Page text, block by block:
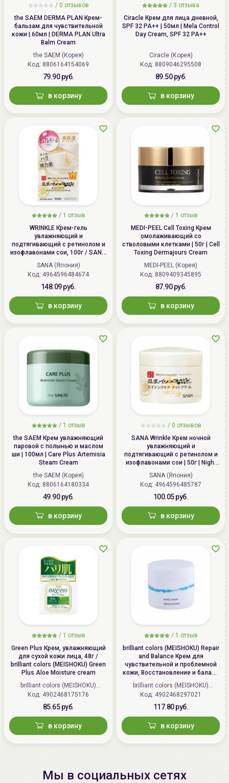
/ 0 отзывов
the SAEM DERMA PLAN Крем-
бальзам для чувствительной
кожи | 60мл | DERMA PLAN Ultra
Balm Cream
the SAEM (Корея)
Код: 8806164154069
79.90 руб.
в корзину
/ 3 отзыва
Ciracle Крем для лица дневной,
SPF 32 PA++ | 50мл | Mela Control
Day Cream, SPF 32 PA++
Ciracle (Корея)
Код: 8809046295508
89.50 руб.
в корзину
/ 1 отзыв
WRINKLE Крем-гель
увлажняющий и
подтягивающий с ретинолом и
изофлавонами сои, 100г / SANA
WRINKLE Gel Cream
SANA (Япония)
Код: 4964596484674
148.09 руб.
в корзину
/ 1 отзыв
MEDI-PEEL Cell Toxing Крем
омолаживающий со
стволовыми клетками | 50г | Cell
Toxing Dermajours Cream
MEDI-PEEL (Корея)
Код: 8809409345895
87.90 руб.
в корзину
/ 1 отзыв
the SAEM Крем увлажняющий
паровой с полынью и маслом
ши | 100мл | Care Plus Artemisia
Steam Cream
the SAEM (Корея)
Код: 8806164180334
49.90 руб.
в корзину
/ 0 отзывов
SANA Wrinkle Крем ночной
увлажняющий и
подтягивающий с ретинолом и
изофлавонами сои | 50г | Night
Wrinkle Cream
SANA (Япония)
Код: 4964596485787
100.05 руб.
в корзину
/ 1 отзыв
Green Plus Крем, увлажняющий
для сухой кожи лица, 48г /
brilliant colors (MEISHOKU) Green
Plus Aloe Moisture cream
brilliant colors (MEISHOKU)
(Япония)
Код: 4902468175176
85.65 руб.
в корзину
/ 1 отзыв
brilliant colors (MEISHOKU) Repair
and Balance Крем для
чувствительной и проблемной
кожи, Восстановление и баланс
| 45г | Repair and Balance Mild
Cream
brilliant colors (MEISHOKU)
(Япония)
Код: 4902468297021
117.80 руб.
в корзину
Мы в социальных сетях